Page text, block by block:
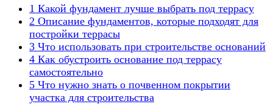
1 Какой фундамент лучше выбрать под террасу
2 Описание фундаментов, которые подходят для
постройки террасы
3 Что использовать при строительстве оснований
4 Как обустроить основание под террасу
самостоятельно
5 Что нужно знать о почвенном покрытии
участка для строительства